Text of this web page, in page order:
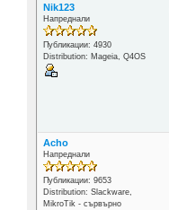
Nik123
Напреднали
Публикации: 4930
Distribution: Mageia, Q4OS
Acho
Напреднали
Публикации: 9653
Distribution: Slackware,
MikroTik - сървърно